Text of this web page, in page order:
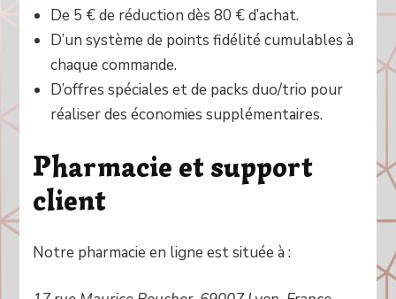
De 5 € de réduction dès 80 € d’achat.
D’un système de points fidélité cumulables à
chaque commande.
D’offres spéciales et de packs duo/trio pour
réaliser des économies supplémentaires.
Pharmacie et support
client
Notre pharmacie en ligne est située à :